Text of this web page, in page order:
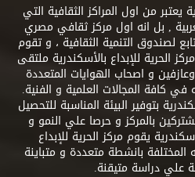
يعتبر من اول المراكز الثقافية التي
, بل انه اول مركز ثقافي مصري
لصندوق التنمية الثقافية ، و تقوم
الحرية للإبداع بالأسكندرية ملتقى
و اصحاب الهوايات المتعددة
في كافة المجالات العلمية و الفنية.
بتوفير البيئة المناسبة للتحصيل
بالمركز و حرصا علي النمو و
يقوم مركز الحرية للإبداع
بانشطة متعددة و متباينة
علي دراسة متيقنة.